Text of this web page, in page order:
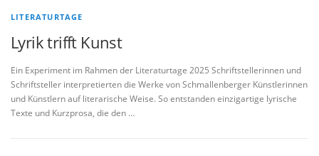
LITERATURTAGE
Lyrik trifft Kunst
Ein Experiment im Rahmen der Literaturtage 2025 Schriftstellerinnen und
Schriftsteller interpretierten die Werke von Schmallenberger Künstlerinnen
und Künstlern auf literarische Weise. So entstanden einzigartige lyrische
Texte und Kurzprosa, die den …